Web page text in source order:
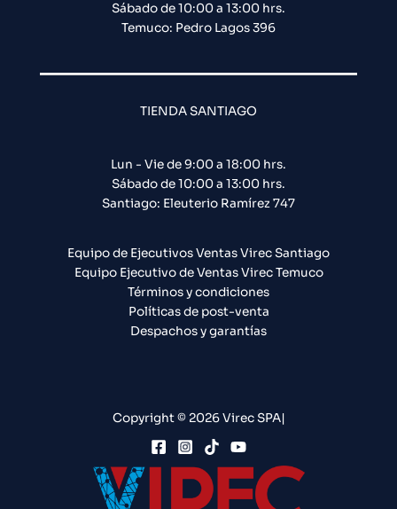
Sábado de 10:00 a 13:00 hrs.
Temuco: Pedro Lagos 396
TIENDA SANTIAGO
Lun - Vie de 9:00 a 18:00 hrs.
Sábado de 10:00 a 13:00 hrs.
Santiago: Eleuterio Ramírez 747​
Equipo de Ejecutivos Ventas Virec Santiago
Equipo Ejecutivo de Ventas Virec Temuco
Términos y condiciones
Políticas de post-venta
Despachos y garantías
Copyright © 2026 Virec SPA|